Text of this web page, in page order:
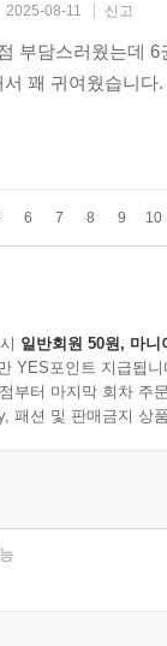
2025-08-11 신고
부담스러웠는데
꽤 귀여웠습니
6 7 8 9 10
일반회원 50원, 마니
YES포인트 지급됩니
부터 마지막 회차 주
패션 및 판매금지 상